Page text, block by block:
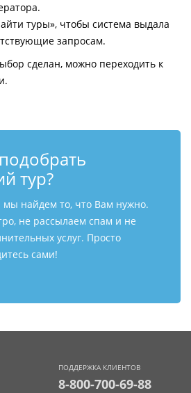
туры», чтобы система выдала
запросам.
сделан, можно переходить к
тур?
мы найдем то, что Вам нужно.
не рассылаем спам и не
услуг. Просто
сами!
ПОДДЕРЖКА КЛИЕНТОВ
8-800-700-69-88